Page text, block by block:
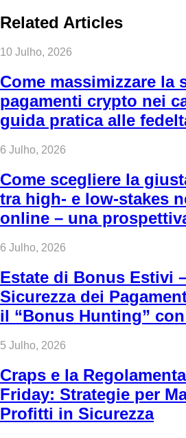
Related Articles
10 Julho, 2026
Come massimizzare la
pagamenti crypto nei
guida pratica alle
6 Julho, 2026
Come scegliere la
tra high‑ e low‑stakes
online – una
6 Julho, 2026
Estate di Bonus Estivi
Sicurezza dei
il “Bonus Hunting”
5 Julho, 2026
Craps e la
Friday: Strategie per
Profitti in Sicurezza